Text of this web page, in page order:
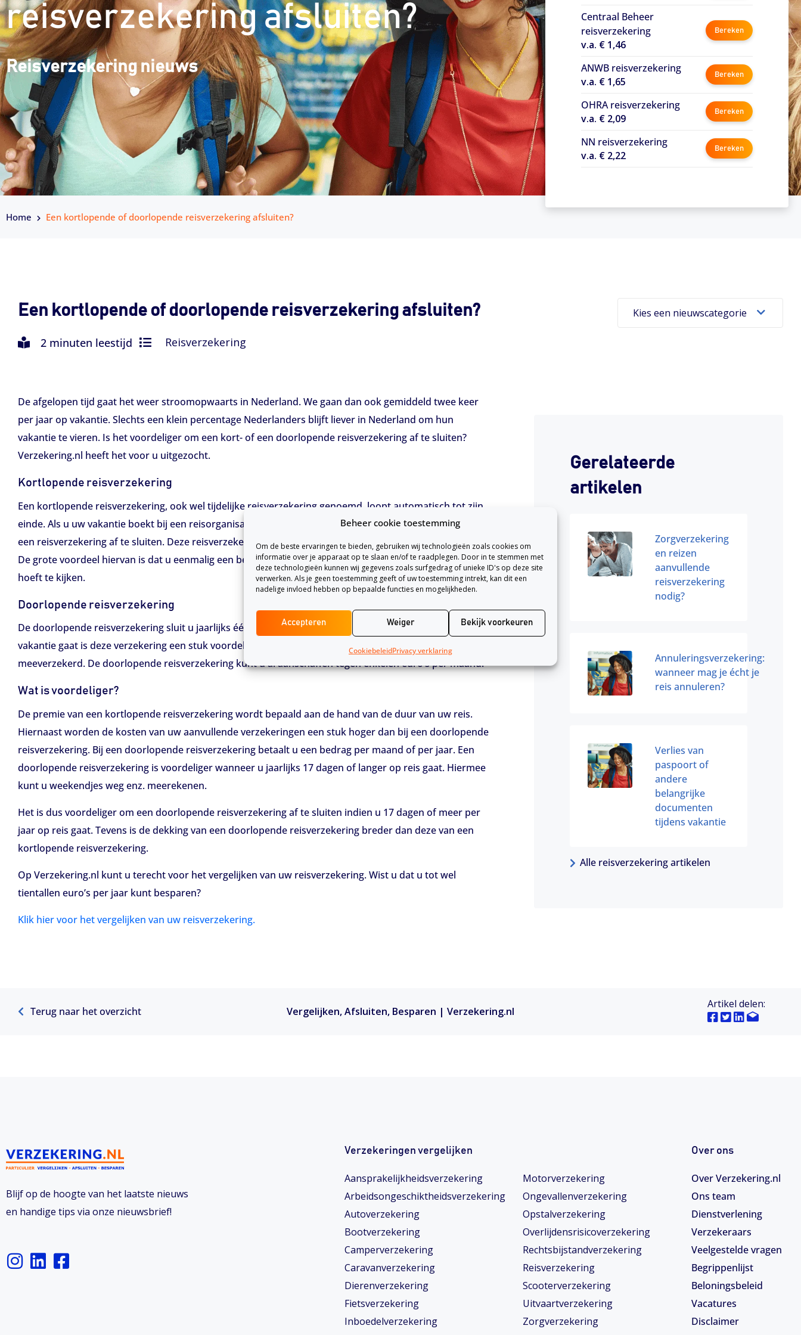
Beheer cookie toestemming
Om de beste ervaringen te bieden, gebruiken wij technologieën zoals cookies om
informatie over je apparaat op te slaan en/of te raadplegen. Door in te stemmen met
deze technologieën kunnen wij gegevens zoals surfgedrag of unieke ID's op deze site
verwerken. Als je geen toestemming geeft of uw toestemming intrekt, kan dit een
nadelige invloed hebben op bepaalde functies en mogelijkheden.
Accepteren Weiger Bekijk voorkeuren
CookiebeleidPrivacy verklaring
reisverzekering afsluiten?
Reisverzekering nieuws
Centraal Beheer
reisverzekering
v.a. € 1,46
Bereken
ANWB reisverzekering
v.a. € 1,65
Bereken
OHRA reisverzekering
v.a. € 2,09
Bereken
NN reisverzekering
v.a. € 2,22
Bereken
Home Een kortlopende of doorlopende reisverzekering afsluiten?
Een kortlopende of doorlopende reisverzekering afsluiten?
2 minuten leestijd Reisverzekering
De afgelopen tijd gaat het weer stroomopwaarts in Nederland. We gaan dan ook gemiddeld twee keer
per jaar op vakantie. Slechts een klein percentage Nederlanders blijft liever in Nederland om hun
vakantie te vieren. Is het voordeliger om een kort- of een doorlopende reisverzekering af te sluiten?
Verzekering.nl heeft het voor u uitgezocht.
Kortlopende reisverzekering
Een kortlopende reisverzekering, ook wel tijdelijke reisverzekering genoemd, loopt automatisch tot zijn
einde. Als u uw vakantie boekt bij een reisorganisatie kunt u er altijd voor kiezen om bij het afrekenen
een reisverzekering af te sluiten. Deze reisverzekering geldt dan enkel voor de reis die u geboekt heeft.
De grote voordeel hiervan is dat u eenmalig een bedrag betaalt waar u vervolgens niet meer naar om
hoeft te kijken.
Doorlopende reisverzekering
De doorlopende reisverzekering sluit u jaarlijks éénmaal af. Indien u meerdere keren per jaar op
vakantie gaat is deze verzekering een stuk voordeliger voor u. Tevens zijn reisjes in het binnenland ook
meeverzekerd. De doorlopende reisverzekering kunt u al aanschaffen tegen enkelen euro’s per maand.
Wat is voordeliger?
De premie van een kortlopende reisverzekering wordt bepaald aan de hand van de duur van uw reis.
Hiernaast worden de kosten van uw aanvullende verzekeringen een stuk hoger dan bij een doorlopende
reisverzekering. Bij een doorlopende reisverzekering betaalt u een bedrag per maand of per jaar. Een
doorlopende reisverzekering is voordeliger wanneer u jaarlijks 17 dagen of langer op reis gaat. Hiermee
kunt u weekendjes weg enz. meerekenen.
Het is dus voordeliger om een doorlopende reisverzekering af te sluiten indien u 17 dagen of meer per
jaar op reis gaat. Tevens is de dekking van een doorlopende reisverzekering breder dan deze van een
kortlopende reisverzekering.
Op Verzekering.nl kunt u terecht voor het vergelijken van uw reisverzekering. Wist u dat u tot wel
tientallen euro’s per jaar kunt besparen?
Klik hier voor het vergelijken van uw reisverzekering.
Kies een nieuwscategorie
Gerelateerde
artikelen
Zorgverzekering
en reizen
aanvullende
reisverzekering
nodig?
Annuleringsverzekering:
wanneer mag je écht je
reis annuleren?
Verlies van
paspoort of
andere
belangrijke
documenten
tijdens vakantie
Alle reisverzekering artikelen
Terug naar het overzicht Vergelijken, Afsluiten, Besparen | Verzekering.nl
Artikel delen:
Blijf op de hoogte van het laatste nieuws
en handige tips via onze nieuwsbrief!
I
n
L
i
F
a
Verzekeringen vergelijken
Aansprakelijkheidsverzekering
Arbeidsongeschiktheids­­verzekering
Autoverzekering
Bootverzekering
Camperverzekering
Caravanverzekering
Dierenverzekering
Fietsverzekering
Inboedelverzekering
Motorverzekering
Ongevallenverzekering
Opstalverzekering
Overlijdensrisicoverzekering
Rechtsbijstandverzekering
Reisverzekering
Scooterverzekering
Uitvaartverzekering
Zorgverzekering
Over ons
Over Verzekering.nl
Ons team
Dienstverlening
Verzekeraars
Veelgestelde vragen
Begrippenlijst
Beloningsbeleid
Vacatures
Disclaimer